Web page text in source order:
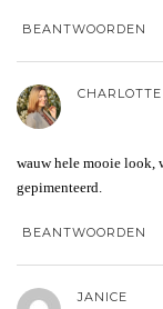
BEANTWOORDEN
CHARLOTTE
wauw hele mooie look,
gepimenteerd.
BEANTWOORDEN
JANICE